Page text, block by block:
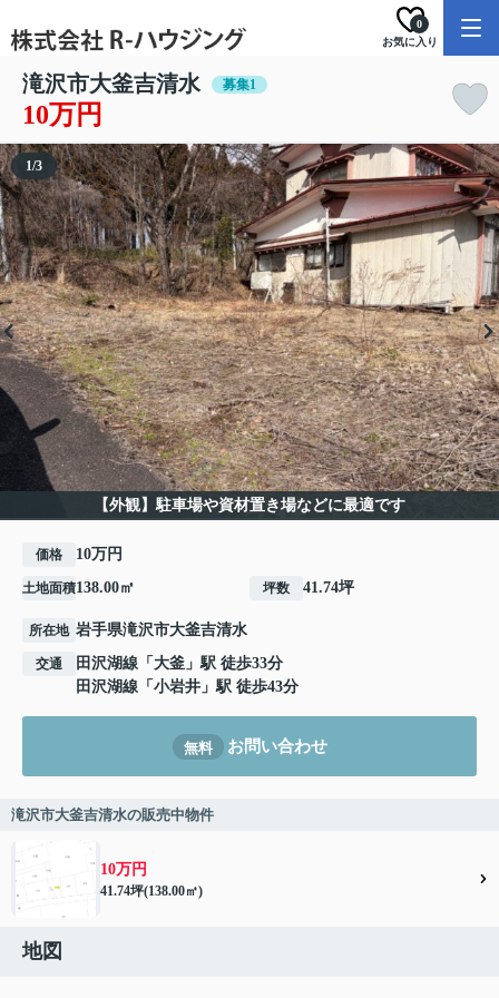
お気に入り
0
滝沢市大釜吉清水 募集1
10万円
【外観】駐車場や資材置き場などに最適です
1/3
価格 10万円
土地面積138.00㎡ 坪数 41.74坪
所在地 岩手県滝沢市大釜吉清水
交通 田沢湖線 「 大釜 」駅 徒歩33分
田沢湖線 「 小岩井 」駅 徒歩43分
無料 お問い合わせ
滝沢市大釜吉清水の販売中物件
10万円
41.74坪(138.00㎡)
地図